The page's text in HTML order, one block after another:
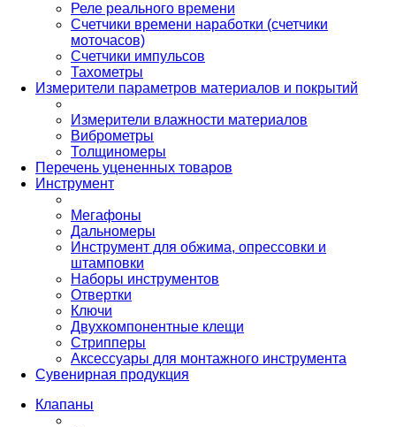
Реле реального времени
Счетчики времени наработки (счетчики
моточасов)
Счетчики импульсов
Тахометры
Измерители параметров материалов и покрытий
Измерители влажности материалов
Виброметры
Толщиномеры
Перечень уцененных товаров
Инструмент
Мегафоны
Дальномеры
Инструмент для обжима, опрессовки и
штамповки
Наборы инструментов
Отвертки
Ключи
Двухкомпонентные клещи
Стрипперы
Аксессуары для монтажного инструмента
Сувенирная продукция
Клапаны